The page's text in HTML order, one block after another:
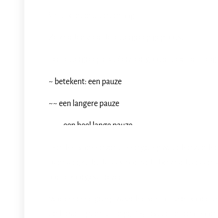
~ betekent: een pauze
~~ een langere pauze
~~~ een heel lange pauze